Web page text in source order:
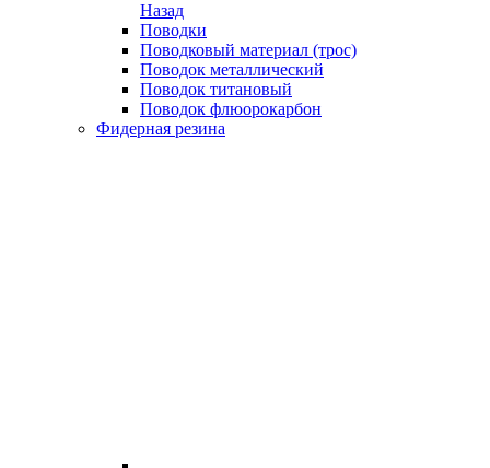
Назад
Поводки
Поводковый материал (трос)
Поводок металлический
Поводок титановый
Поводок флюорокарбон
Фидерная резина